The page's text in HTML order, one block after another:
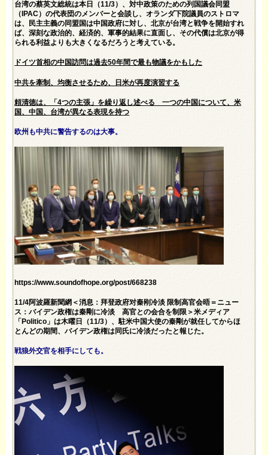
台湾の蔡英文総統は本日（11/3）、対中政策のための列国議会同盟
（IPAC）の代表団のメンバーと会談し、オランダ下院議員のストロマ
は、民主主義の同盟国は中国政府に対し、北京が台湾と戦争を開始すれ
ば、深刻な政治的、経済的、軍事的結果に直面し、その代償は北京が得
られる利益よりも大きくなるだろうと考えている。
ドイツ首相の中国訪問は過去50年間で最も物議をかもした
中共を牽制、均衡させるため、日米が再度演習する
頼清徳は、「4つの主張」を繰り返し述べる 一つの中国について、米
国、中国、台湾が異なる表現を持つ
欧州も中共に警告するのは大事。
https://www.soundofhope.org/post/668238
11/4阿波羅新聞網＜消息：拜登政府对秦刚冷淡 限制高官会晤＝ニュー
ス：バイデン政権は秦剛に冷淡 高官との会合を制限＞米メディア
「Politico」は木曜日（11/3）、駐米中国大使の秦剛が就任してからほ
とんどの期間、バイデン政権は同氏に冷淡だったと報じた。
戦狼外交官を相手にしても。